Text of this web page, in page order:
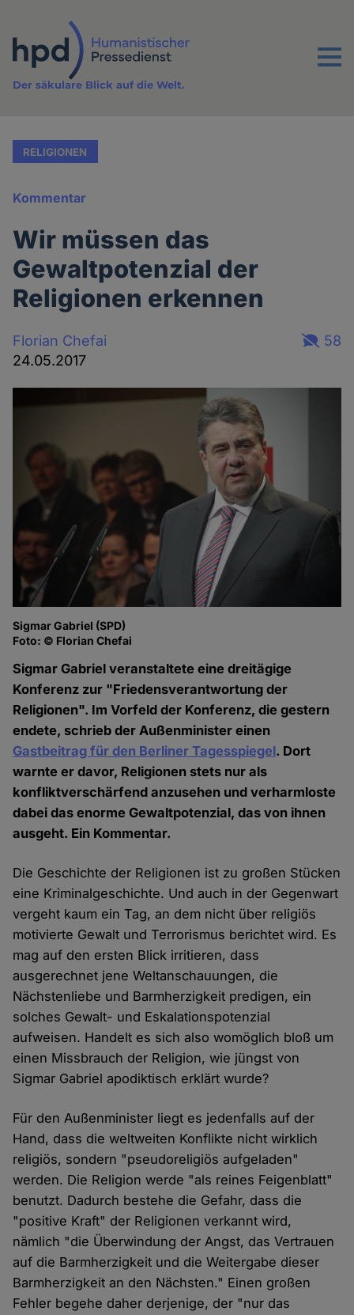
Inhalt
Menu
Der säkulare Blick auf die Welt.
RELIGIONEN
Kommentar
Wir müssen das
Gewaltpotenzial der
Religionen erkennen
Florian Chefai
24.05.2017
58
Sigmar Gabriel (SPD)
Foto: © Florian Chefai
Sigmar Gabriel veranstaltete eine dreitägige
Konferenz zur "Friedensverantwortung der
Religionen". Im Vorfeld der Konferenz, die gestern
endete, schrieb der Außenminister einen
Gastbeitrag für den Berliner Tagesspiegel. Dort
warnte er davor, Religionen stets nur als
konfliktverschärfend anzusehen und verharmloste
dabei das enorme Gewaltpotenzial, das von ihnen
ausgeht. Ein Kommentar.
Die Geschichte der Religionen ist zu großen Stücken
eine Kriminalgeschichte. Und auch in der Gegenwart
vergeht kaum ein Tag, an dem nicht über religiös
motivierte Gewalt und Terrorismus berichtet wird. Es
mag auf den ersten Blick irritieren, dass
ausgerechnet jene Weltanschauungen, die
Nächstenliebe und Barmherzigkeit predigen, ein
solches Gewalt- und Eskalationspotenzial
aufweisen. Handelt es sich also womöglich bloß um
einen Missbrauch der Religion, wie jüngst von
Sigmar Gabriel apodiktisch erklärt wurde?
Für den Außenminister liegt es jedenfalls auf der
Hand, dass die weltweiten Konflikte nicht wirklich
religiös, sondern "pseudoreligiös aufgeladen"
werden. Die Religion werde "als reines Feigenblatt"
benutzt. Dadurch bestehe die Gefahr, dass die
"positive Kraft" der Religionen verkannt wird,
nämlich "die Überwindung der Angst, das Vertrauen
auf die Barmherzigkeit und die Weitergabe dieser
Barmherzigkeit an den Nächsten." Einen großen
Fehler begehe daher derjenige, der "nur das